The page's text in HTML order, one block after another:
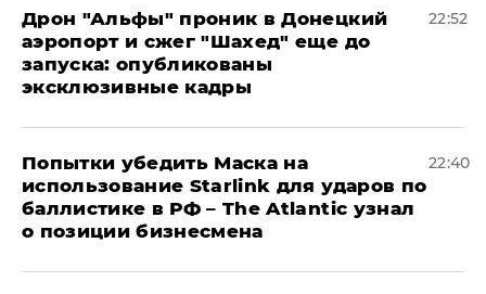
Дрон "Альфы" проник в Донецкий
аэропорт и сжег "Шахед" еще до
запуска: опубликованы
эксклюзивные кадры
22:52
Попытки убедить Маска на
использование Starlink для ударов по
баллистике в РФ – The Atlantic узнал
о позиции бизнесмена
22:40